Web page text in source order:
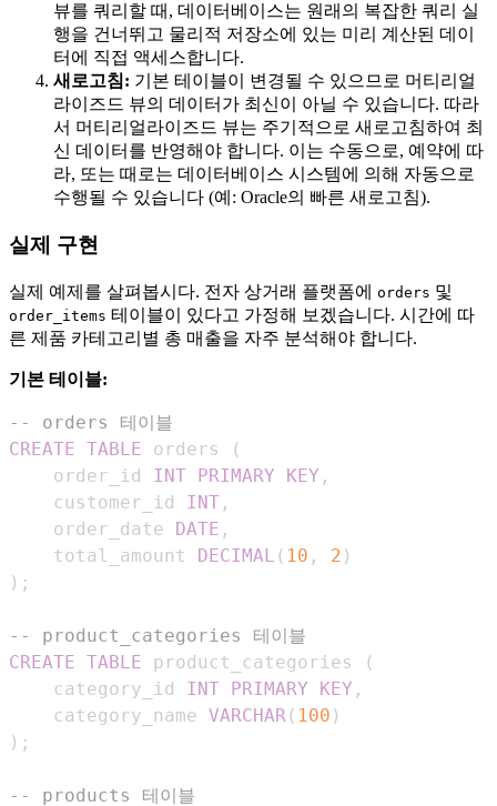
뷰를 쿼리할 때, 데이터베이스는 원래의 복잡한 쿼리 실
행을 건너뛰고 물리적 저장소에 있는 미리 계산된 데이
터에 직접 액세스합니다.
새로고침: 기본 테이블이 변경될 수 있으므로 머티리얼
라이즈드 뷰의 데이터가 최신이 아닐 수 있습니다. 따라
서 머티리얼라이즈드 뷰는 주기적으로 새로고침하여 최
신 데이터를 반영해야 합니다. 이는 수동으로, 예약에 따
라, 또는 때로는 데이터베이스 시스템에 의해 자동으로
수행될 수 있습니다 (예: Oracle의 빠른 새로고침).
실제 구현
실제 예제를 살펴봅시다. 전자 상거래 플랫폼에 orders 및
order_items 테이블이 있다고 가정해 보겠습니다. 시간에 따
른 제품 카테고리별 총 매출을 자주 분석해야 합니다.
기본 테이블:
-- orders 테이블
CREATE TABLE orders
(
    order_id
INT PRIMARY KEY ,
    customer_id
INT ,
    order_date
DATE ,
    total_amount
DECIMAL ( 10 , 2 )
) ;
-- product_categories 테이블
CREATE TABLE product_categories
(
    category_id
INT PRIMARY KEY ,
    category_name
VARCHAR ( 100 )
) ;
-- products 테이블